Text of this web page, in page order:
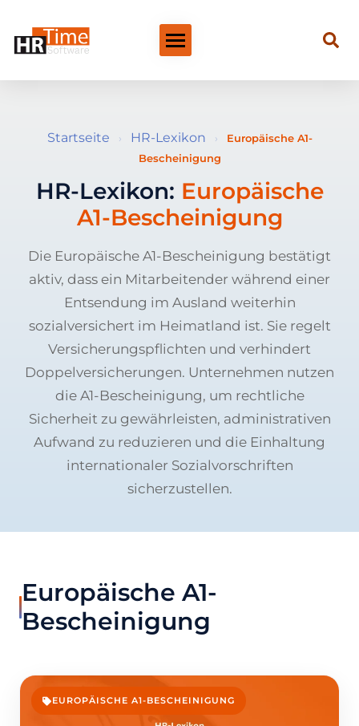
Startseite › HR-Lexikon ›
Europäische A1-
Bescheinigung
HR-Lexikon: Europäische
A1-Bescheinigung
Die Europäische A1-Bescheinigung bestätigt
aktiv, dass ein Mitarbeitender während einer
Entsendung im Ausland weiterhin
sozialversichert im Heimatland ist. Sie regelt
Versicherungspflichten und verhindert
Doppelversicherungen. Unternehmen nutzen
die A1-Bescheinigung, um rechtliche
Sicherheit zu gewährleisten, administrativen
Aufwand zu reduzieren und die Einhaltung
internationaler Sozialvorschriften
sicherzustellen.
Europäische A1-
Bescheinigung
EUROPÄISCHE A1-BESCHEINIGUNG